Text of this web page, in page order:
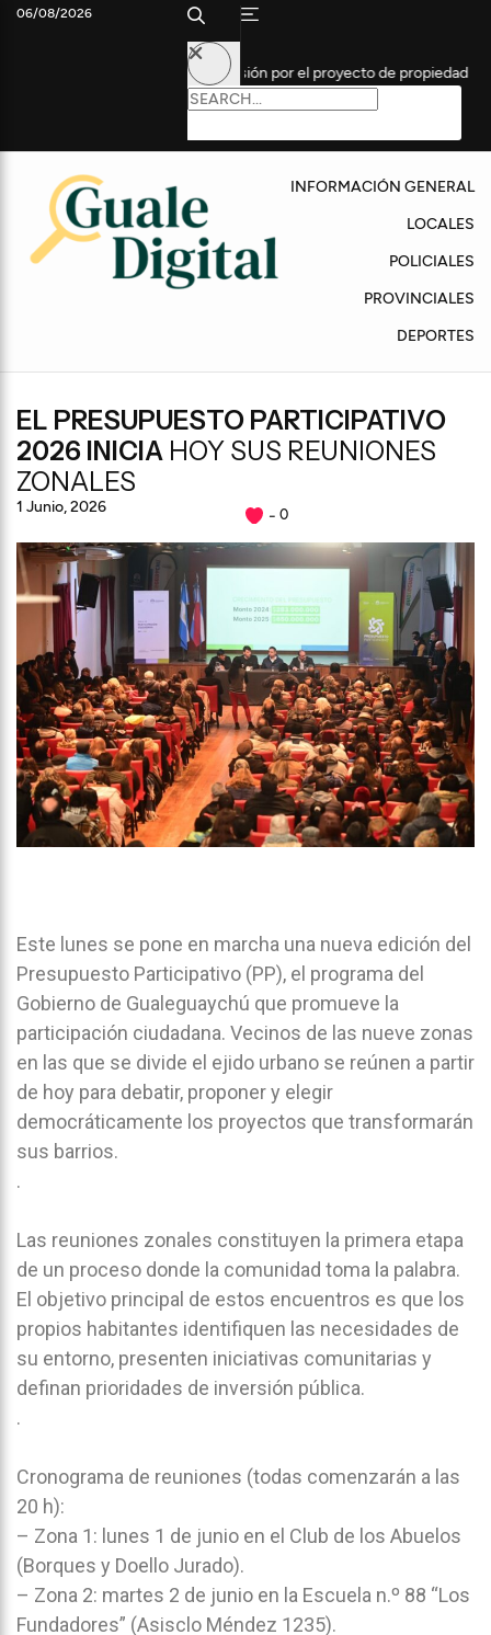
reanudó la sesión por el proyecto de propiedad privada
06/08/2026
INFORMACIÓN GENERAL
LOCALES
POLICIALES
PROVINCIALES
DEPORTES
EL PRESUPUESTO PARTICIPATIVO
2026 INICIA HOY SUS REUNIONES
ZONALES
1 Junio, 2026 0
Este lunes se pone en marcha una nueva edición del
Presupuesto Participativo (PP), el programa del
Gobierno de Gualeguaychú que promueve la
participación ciudadana. Vecinos de las nueve zonas
en las que se divide el ejido urbano se reúnen a partir
de hoy para debatir, proponer y elegir
democráticamente los proyectos que transformarán
sus barrios.
.
Las reuniones zonales constituyen la primera etapa
de un proceso donde la comunidad toma la palabra.
El objetivo principal de estos encuentros es que los
propios habitantes identifiquen las necesidades de
su entorno, presenten iniciativas comunitarias y
definan prioridades de inversión pública.
.
Cronograma de reuniones (todas comenzarán a las
20 h):
– Zona 1: lunes 1 de junio en el Club de los Abuelos
(Borques y Doello Jurado).
– Zona 2: martes 2 de junio en la Escuela n.º 88 “Los
Fundadores” (Asisclo Méndez 1235).